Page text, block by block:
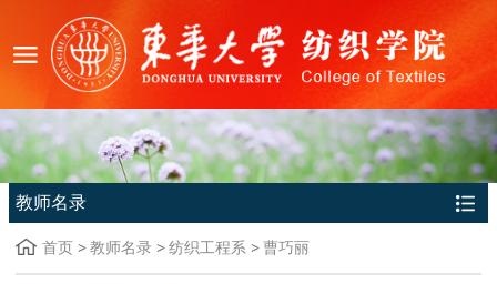
教师名录
首页 教师名录 纺织工程系 曹巧丽